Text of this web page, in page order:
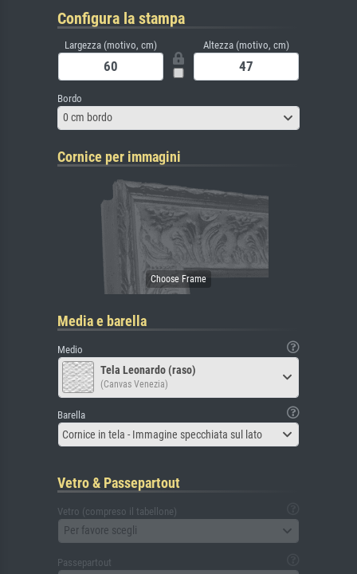
Configura la stampa
Largezza (motivo, cm) Altezza (motivo, cm)
Bordo
0 cm bordo
Cornice per immagini
Media e barella
Medio
Tela Leonardo (raso)
(Canvas Venezia)
Barella
Cornice in tela - Immagine specchiata sul lato
Vetro & Passepartout
Vetro (compreso il tabellone)
Per favore scegli
Passepartout